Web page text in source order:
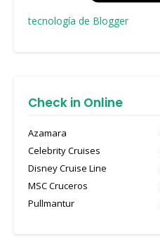
tecnología de Blogger
Check in Online
Azamara
Celebrity Cruises
Disney Cruise Line
MSC Cruceros
Pullmantur